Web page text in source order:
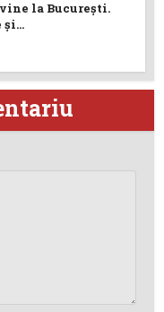
la București.
şi...